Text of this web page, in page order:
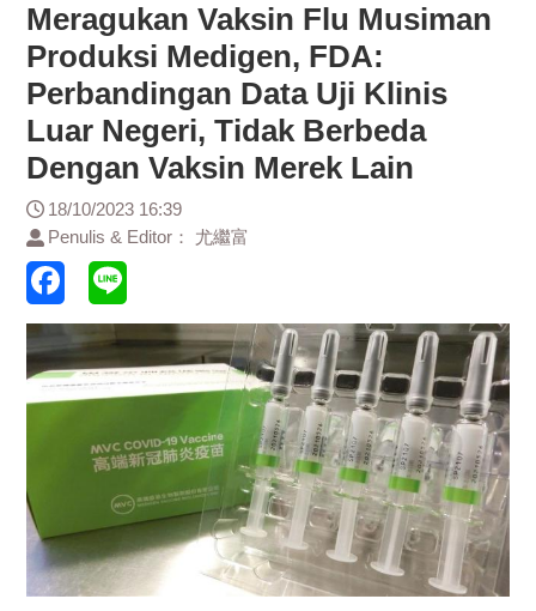
Meragukan Vaksin Flu Musiman
Produksi Medigen, FDA:
Perbandingan Data Uji Klinis
Luar Negeri, Tidak Berbeda
Dengan Vaksin Merek Lain
18/10/2023 16:39
Penulis & Editor： 尤繼富